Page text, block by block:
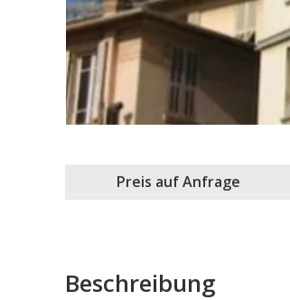
Preis auf Anfrage
Beschreibung